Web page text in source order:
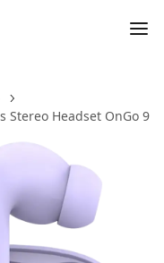
Stereo Headset OnGo 9